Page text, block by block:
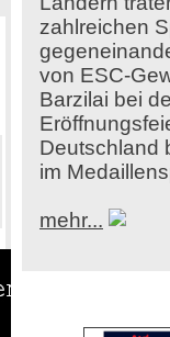
zahlreichen
von ESC-
Barzilai bei
Deutschland
im
mehr...